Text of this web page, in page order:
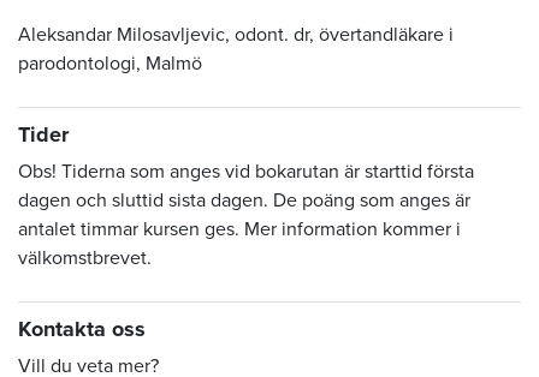
Aleksandar Milosavljevic, odont. dr, övertandläkare i
parodontologi, Malmö
Tider
Obs! Tiderna som anges vid bokarutan är starttid första
dagen och sluttid sista dagen. De poäng som anges är
antalet timmar kursen ges. Mer information kommer i
välkomstbrevet.
Kontakta oss
Vill du veta mer?